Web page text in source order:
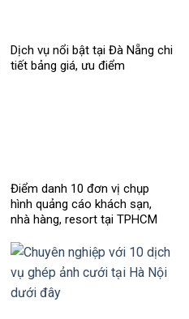
Dịch vụ nổi bật tại Đà Nẵng chi
tiết bảng giá, ưu điểm
Điểm danh 10 đơn vị chụp
hình quảng cáo khách sạn,
nhà hàng, resort tại TPHCM